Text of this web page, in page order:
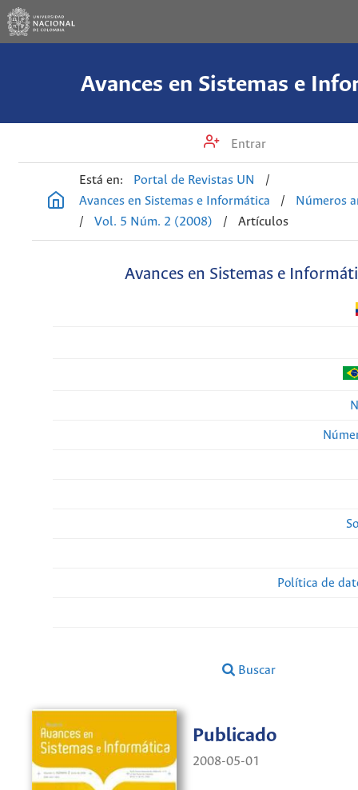
Avances en Sistemas e
Entrar
Está en: Portal de Revistas UN
/
Avances en Sistemas e Informática
/
Números
/
Vol. 5 Núm. 2 (2008) / Artículos
Avances en Sistemas e
Política de
Buscar
Publicado
2008-05-01